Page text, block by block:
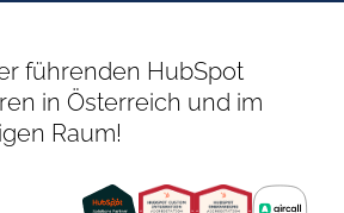
führenden HubSpot
in Österreich und im
Raum!